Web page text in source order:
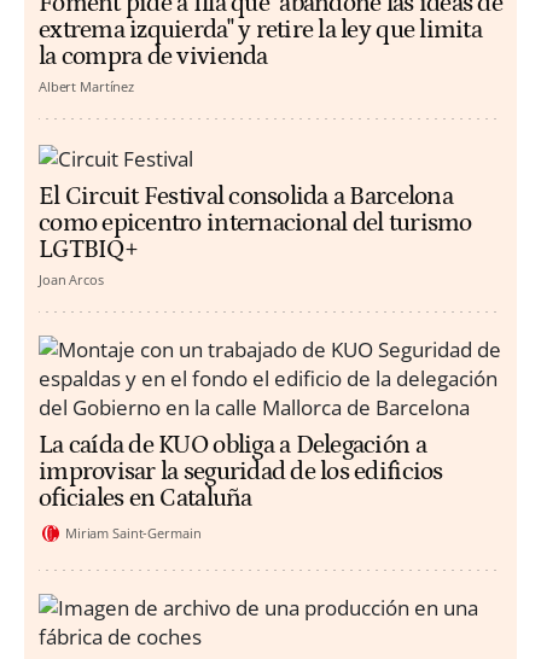
extrema izquierda" y retire la ley que limita
la compra de vivienda
Albert Martínez
El Circuit Festival consolida a Barcelona
como epicentro internacional del turismo
LGTBIQ+
Joan Arcos
La caída de KUO obliga a Delegación a
improvisar la seguridad de los edificios
oficiales en Cataluña
Miriam Saint-Germain